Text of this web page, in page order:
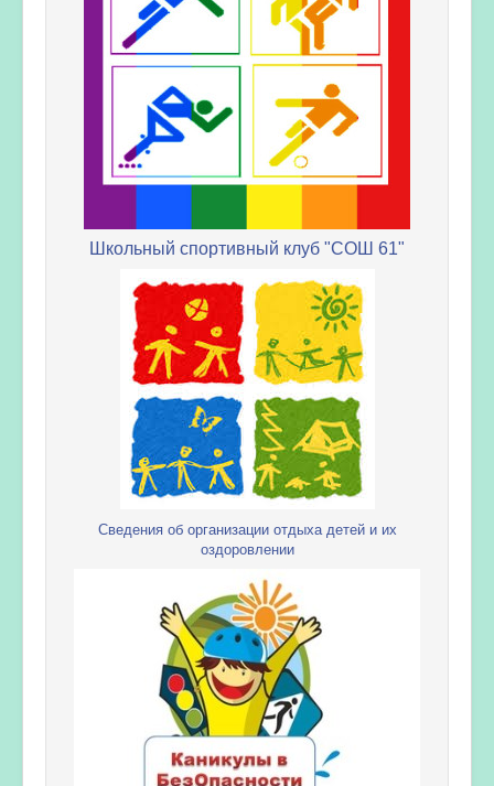
Школьный спортивный клуб "СОШ 61"
Сведения об организации отдыха детей и их
оздоровлении